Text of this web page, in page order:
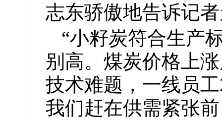
志东骄傲地告诉记
“小籽炭符合生产
别高。煤炭价格上
技术难题，一线员
我们赶在供需紧张